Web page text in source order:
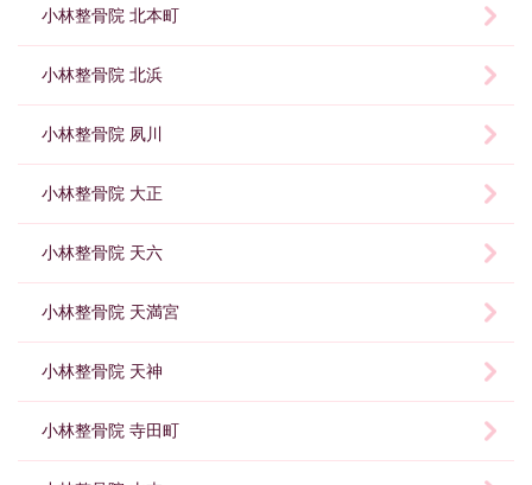
小林整骨院 北本町
小林整骨院 北浜
小林整骨院 夙川
小林整骨院 大正
小林整骨院 天六
小林整骨院 天満宮
小林整骨院 天神
小林整骨院 寺田町